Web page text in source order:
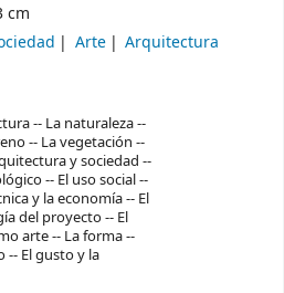
cm
Arte
Arquitectura
-- La naturaleza --
-- La vegetación --
y sociedad --
-- El uso social --
y la economía -- El
del proyecto -- El
arte -- La forma --
-- El gusto y la